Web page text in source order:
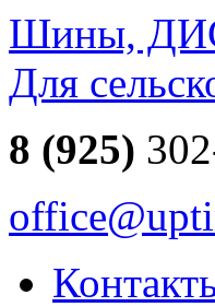
Шины,
Для
8 (925)